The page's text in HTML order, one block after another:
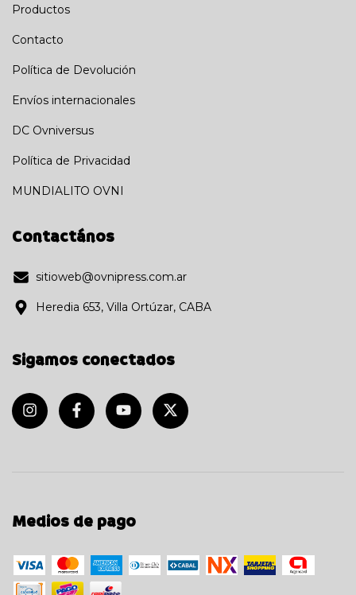
Productos
Contacto
Política de Devolución
Envíos internacionales
DC Ovniversus
Política de Privacidad
MUNDIALITO OVNI
Contactános
sitioweb@ovnipress.com.ar
Heredia 653, Villa Ortúzar, CABA
Sigamos conectados
Medios de pago